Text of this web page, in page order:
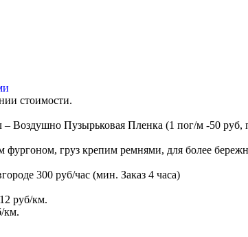
стоимости.
– Воздушно Пузырьковая Пленка (1 пог/м -50
груз крепим ремнями, для более
300 руб/час (мин. Заказ 4 часа)
руб/км.
км.